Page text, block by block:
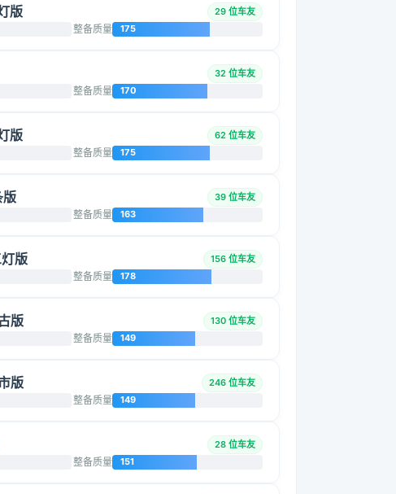
版 29 位车友
整备质量 175
32 位车友
整备质量 170
版 62 位车友
整备质量 175
39 位车友
整备质量 163
版 156 位车友
整备质量 178
版 130 位车友
整备质量 149
版 246 位车友
整备质量 149
28 位车友
整备质量 151